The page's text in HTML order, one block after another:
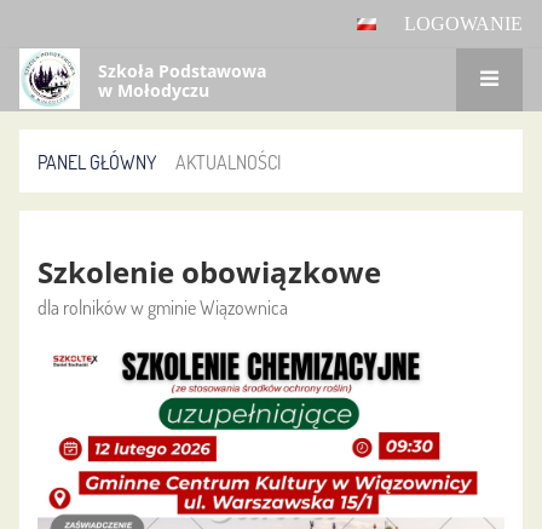
LOGOWANIE
Szkoła Podstawowa
w Mołodyczu
PANEL GŁÓWNY AKTUALNOŚCI
Szkolenie obowiązkowe
dla rolników w gminie Wiązownica